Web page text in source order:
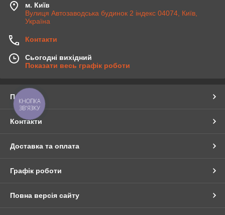
м. Київ
Вулиця Автозаводська будинок 2 індекс 04074, Київ,
Україна
Контакти
Сьогодні вихідний
Показати весь графік роботи
Про нас
Контакти
Доставка та оплата
Графік роботи
Повна версія сайту
КНОПКА
ЗВ'ЯЗКУ